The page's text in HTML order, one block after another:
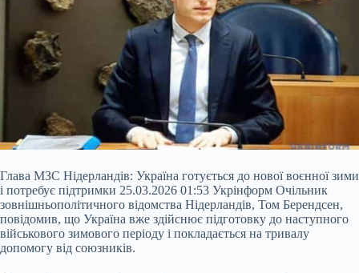
Глава МЗС Нідерландів: Україна готується до нової воєнної зими
і потребує підтримки 25.03.2026 01:53 Укрінформ Очільник
зовнішньополітичного відомства Нідерландів, Том Берендсен,
повідомив, що Україна вже здійснює підготовку до наступного
військового зимового періоду і покладається на тривалу
допомогу від союзників.